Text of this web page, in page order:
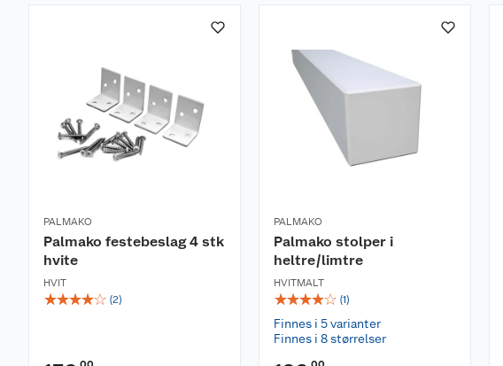
PALMAKO
Palmako festebeslag 4 stk
hvite
HVIT
☆☆☆☆☆ (2)
PALMAKO
Palmako stolper i
heltre/limtre
HVITMALT
☆☆☆☆☆ (1)
Finnes i 5 varianter
Finnes i 8 størrelser